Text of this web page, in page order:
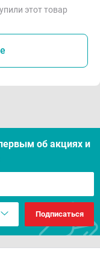
этот товар
об акцияx и
Подписаться